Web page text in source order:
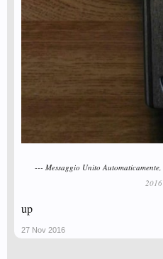
--- Messaggio Unito Automaticamente,
2016
up
27 Nov 2016